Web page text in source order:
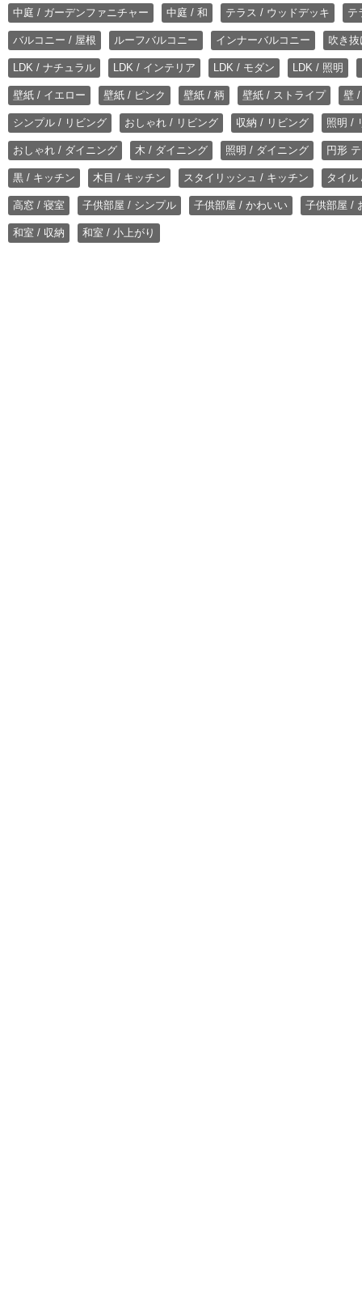
中庭 / ガーデンファニチャー 中庭 / 和 テラス / ウッドデッキ テ
バルコニー / 屋根 ルーフバルコニー インナーバルコニー 吹き
LDK / ナチュラル LDK / インテリア LDK / モダン LDK / 照明
壁紙 / イエロー 壁紙 / ピンク 壁紙 / 柄 壁紙 / ストライプ 壁
シンプル / リビング おしゃれ / リビング 収納 / リビング 照明 /
おしゃれ / ダイニング 木 / ダイニング 照明 / ダイニング 円形
黒 / キッチン 木目 / キッチン スタイリッシュ / キッチン タイル
高窓 / 寝室 子供部屋 / シンプル 子供部屋 / かわいい 子供部屋 /
和室 / 収納 和室 / 小上がり